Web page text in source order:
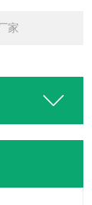
家